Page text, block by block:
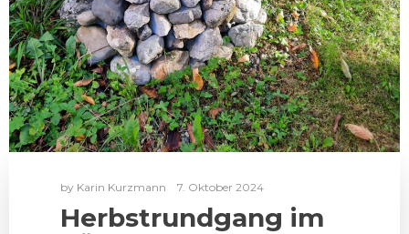
by Karin Kurzmann 7. Oktober 2024
Herbstrundgang im